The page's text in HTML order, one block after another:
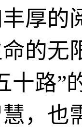
厚的
的无
十路”
，也